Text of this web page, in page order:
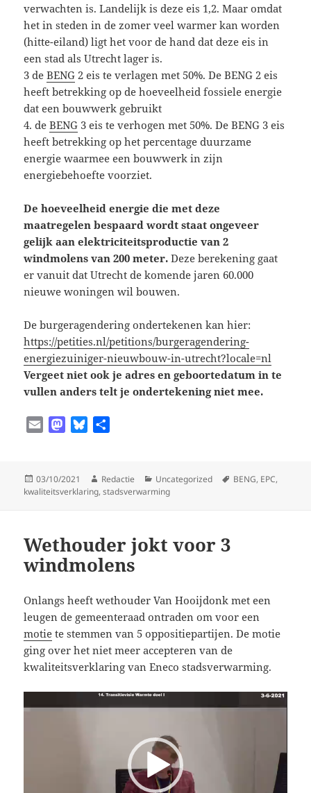
verwachten is. Landelijk is deze eis 1,2. Maar omdat
het in steden in de zomer veel warmer kan worden
(hitte-eiland) ligt het voor de hand dat deze eis in
een stad als Utrecht lager is.
3 deBENG 2 eis te verlagen met 50%. De BENG 2 eis
heeft betrekking op de hoeveelheid fossiele energie
dat een bouwwerk gebruikt
4. deBENG 3 eis te verhogen met 50%. De BENG 3 eis
heeft betrekking op het percentage duurzame
energie waarmee een bouwwerk in zijn
energiebehoefte voorziet.
De hoeveelheid energie die met deze
maatregelen bespaard wordt staat ongeveer
gelijk aan elektriciteitsproductie van 2
windmolens van 200 meter. Deze berekening gaat
er vanuit dat Utrecht de komende jaren 60.000
nieuwe woningen wil bouwen.
De burgeragendering ondertekenen kan hier:
https://petities.nl/petitions/burgeragendering-
energiezuiniger-nieuwbouw-in-utrecht?locale=nl
Vergeet niet ook je adres en geboortedatum in te
vullen anders telt je ondertekening niet mee.
i
l
M
t
o
n
e
s
e
n
Geplaatst
op
03/10/2021 Auteur
Redactie Categorieën
Uncategorized Tags
BENG, EPC,
kwaliteitsverklaring,stadsverwarming
Wethouder jokt voor 3
windmolens
Onlangs heeft wethouder Van Hooijdonk met een
leugen de gemeenteraad ontraden om voor een
motie te stemmen van 5 oppositiepartijen. De motie
ging over het niet meer accepteren van de
kwaliteitsverklaring van Eneco stadsverwarming.